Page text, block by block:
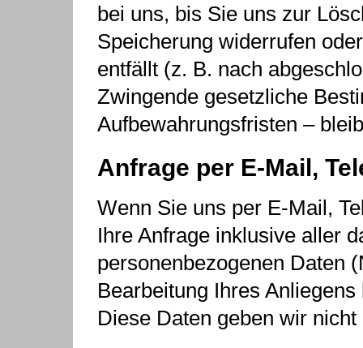
bei uns, bis Sie uns zur
Speicherung widerrufen
entfällt (z. B. nach
Zwingende gesetzliche
Aufbewahrungsfristen –
Anfrage per E-Mail,
Wenn Sie uns per E-Mail,
Ihre Anfrage inklusive aller
personenbezogenen Daten
Bearbeitung Ihres
Diese Daten geben wir